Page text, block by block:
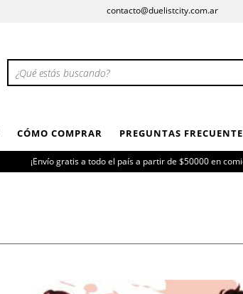
contacto@duelistcity.com.ar
CÓMO COMPRAR PREGUNTAS
¡Envío gratis a todo el país a partir de $50000 en